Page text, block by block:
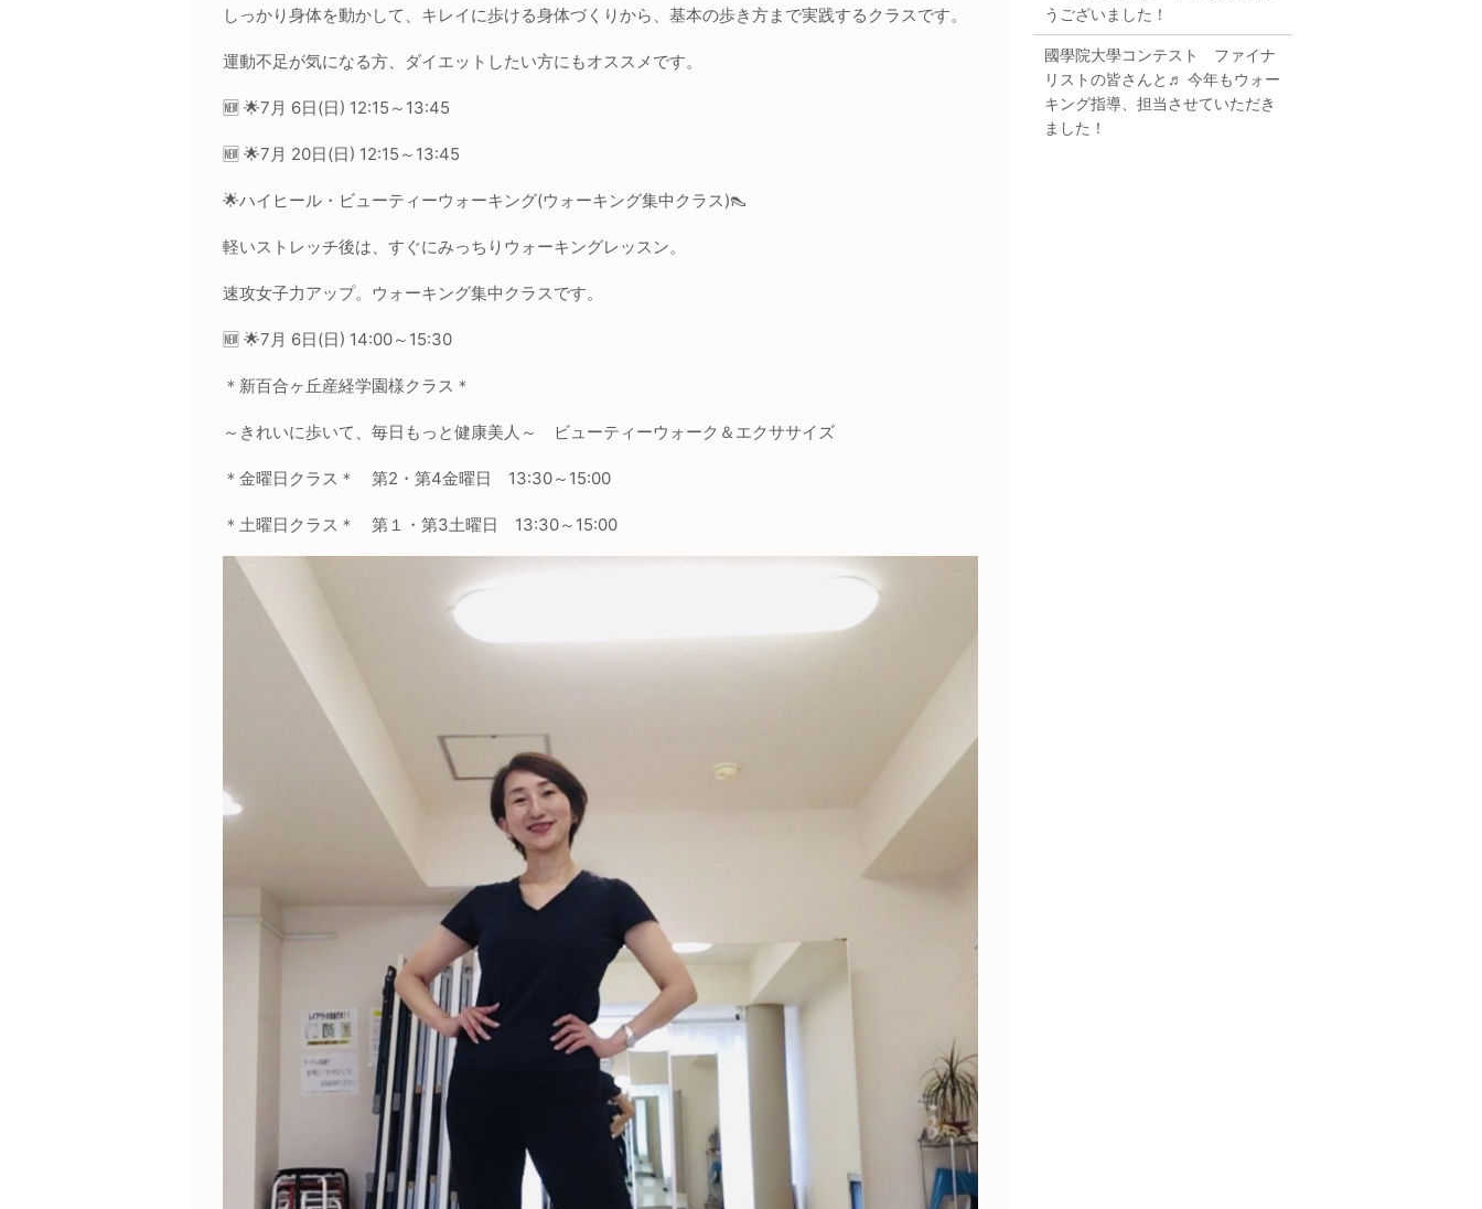
しっかり身体を動かして、キレイに歩ける身体づくりから、基本の歩き方まで実践するクラスです。
運動不足が気になる方、ダイエットしたい方にもオススメです。
🆕 🌟7 月 6日(日) 12:15 ～ 13:45
🆕 🌟7 月 20日(日) 12:15 ～ 13:45
🌟ハイヒール・ビューティーウォーキング(ウォーキング集中クラス)👠
軽いストレッチ後は、すぐにみっちりウォーキングレッスン。
速攻女子力アップ。ウォーキング集中クラスです。
🆕 🌟7 月 6日(日) 14:00～ 15:30
＊新百合ヶ丘産経学園様クラス＊
～きれいに歩いて、毎日もっと健康美人～ ビューティーウォーク＆エクササイズ
＊金曜日クラス＊ 第2 ・第4金曜日 13:30～ 15:00
＊土曜日クラス＊ 第１・第3土曜日 13:30～ 15:00
うございました！
國學院大學コンテスト ファイナ
リストの皆さんと♬ 今年もウォー
キング指導、担当させていただき
ました！